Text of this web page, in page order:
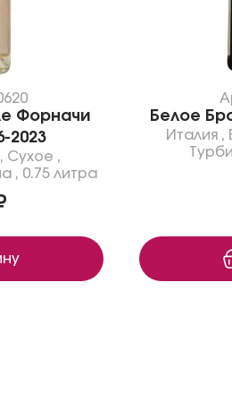
Форначи
2023
, Сухое ,
, 0.75 литра
Белое
Италия ,